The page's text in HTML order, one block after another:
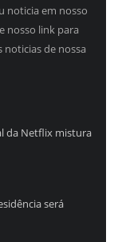
noticia em nosso
nosso link para
de nossa
da Netflix mistura
será